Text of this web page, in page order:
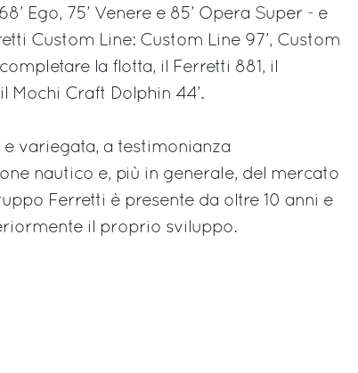
Ego, 75’ Venere e 85’ Opera Super - e
Custom Line: Custom Line 97’, Custom
completare la flotta, il Ferretti 881, il
Mochi Craft Dolphin 44’.
variegata, a testimonianza
nautico e, più in generale, del mercato
Ferretti è presente da oltre 10 anni e
il proprio sviluppo.